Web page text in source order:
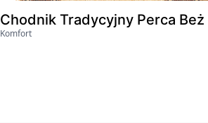
Chodnik Tradycyjny Perca Beż
Komfort